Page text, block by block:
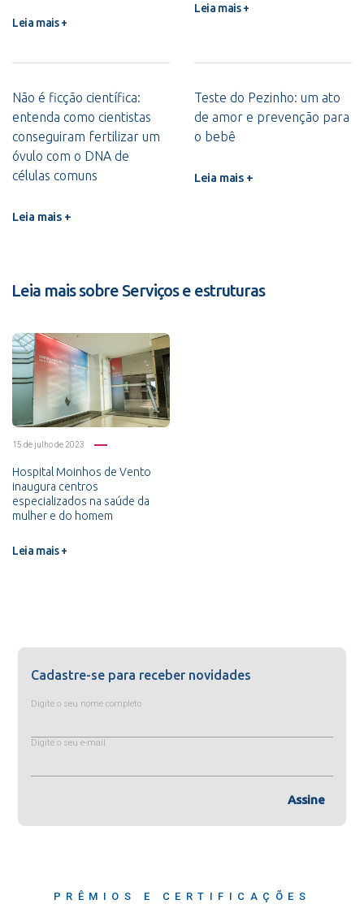
Leia mais +
Leia mais +
Não é ficção científica:
entenda como cientistas
conseguiram fertilizar um
óvulo com o DNA de
células comuns
Leia mais +
Teste do Pezinho: um ato
de amor e prevenção para
o bebê
Leia mais +
Leia mais sobre Serviços e estruturas
15 de julho de 2023
Hospital Moinhos de Vento
inaugura centros
especializados na saúde da
mulher e do homem
Leia mais +
Cadastre-se para receber novidades
Digite o seu nome completo
Digite o seu e-mail
Assine
PRÊMIOS E CERTIFICAÇÕES